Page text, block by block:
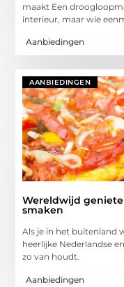
maakt Een
interieur, maar wie
Aanbiedingen
AANBIEDINGEN
Wereldwijd
smaken
Als je in het buitenland
heerlijke Nederlandse
zo van houdt.
Aanbiedingen